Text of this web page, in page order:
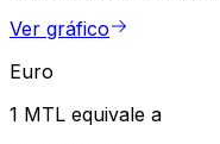
Ver gráfico
Euro
1 MTL equivale a